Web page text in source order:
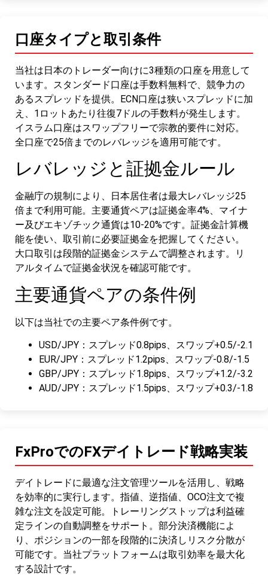
口座タイプと取引条件
当社は日本のトレーダー向けに3種類の口座を用意して
います。スタンダード口座は手数料無料で、競争力の
あるスプレッドを提供。ECN口座は狭いスプレッドに加
え、1ロットあたり往復7ドルの手数料が発生します。
イスラム口座はスワップフリーで宗教的要件に対応。
全口座で25倍までのレバレッジを適用可能です。
レバレッジと証拠金ルール
金融庁の規制により、日本居住者は最大レバレッジ25
倍まで利用可能。主要通貨ペアは証拠金率4%、マイナ
ー及びエキゾチック通貨は10-20%です。証拠金計算機
能を使い、取引前に必要証拠金を把握してください。
大口取引は段階的証拠金システムで調整されます。リ
アルタイムで証拠金状況を確認可能です。
主要通貨ペアの条件例
以下は当社での主要ペア条件例です。
USD/JPY：スプレッド0.8pips、スワップ+0.5/-2.1
EUR/JPY：スプレッド1.2pips、スワップ-0.8/-1.5
GBP/JPY：スプレッド1.8pips、スワップ+1.2/-3.2
AUD/JPY：スプレッド1.5pips、スワップ+0.3/-1.8
FxProでのFXデイトレード戦略実装
デイトレードに最適な注文管理ツールを活用し、戦略
を効率的に実行します。指値、逆指値、OCO注文で複
雑な注文を設定可能。トレーリングストップは利益確
定ラインの自動調整をサポート。部分決済機能によ
り、ポジションの一部を段階的に決済しリスク分散が
可能です。当社プラットフォームは取引効率を最大化
する設計です。